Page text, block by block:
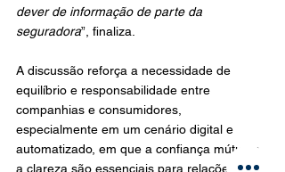
dever de informação de parte da
seguradora”, finaliza.
A discussão reforça a necessidade de
equilíbrio e responsabilidade entre
companhias e consumidores,
especialmente em um cenário digital e
automatizado, em que a confiança mútua e
a clareza são essenciais para relações.